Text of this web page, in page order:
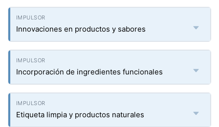
Innovaciones en productos y sabores
Incorporación de ingredientes funcionales
Etiqueta limpia y productos naturales